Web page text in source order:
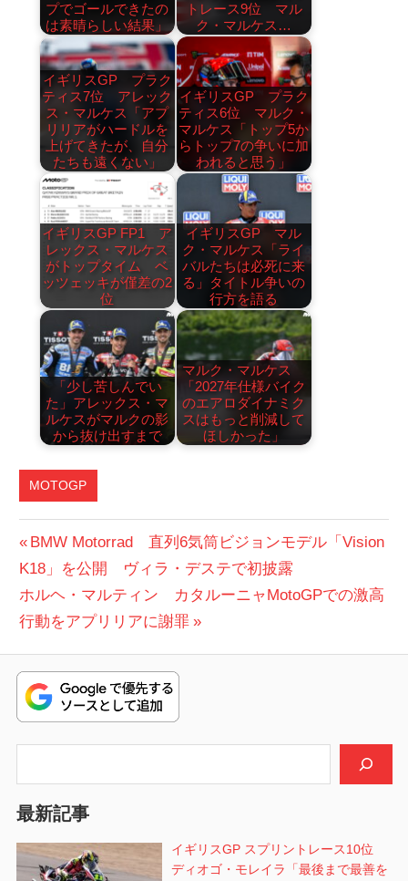
プでゴールできたの
は素晴らしい結果」
トレース9位 マル
ク・マルケス…
イギリスGP プラク
ティス7位 アレック
ス・マルケス「アプ
リリアがハードルを
上げてきたが、自分
たちも遠くない」
イギリスGP プラク
ティス6位 マルク・
マルケス「トップ5か
らトップ7の争いに加
われると思う」
イギリスGP FP1 ア
レックス・マルケス
がトップタイム ベ
ッツェッキが僅差の2
位
イギリスGP マル
ク・マルケス「ライ
バルたちは必死に来
る」タイトル争いの
行方を語る
「少し苦しんでい
た」アレックス・マ
ルケスがマルクの影
から抜け出すまで
マルク・マルケス
「2027年仕様バイク
のエアロダイナミク
スはもっと削減して
ほしかった」
MOTOGP
投
稿
ナ
ビ
ゲ
ー
ン
前
の
投
稿:
BMW Motorrad 直列6気筒ビジョンモデル「Vision
K18」を公開 ヴィラ・デステで初披露
次
の
稿:
ホルヘ・マルティン カタルーニャMotoGPでの激高
行動をアプリリアに謝罪
最新記事
イギリスGP スプリントレース10位
ディオゴ・モレイラ「最後まで最善を